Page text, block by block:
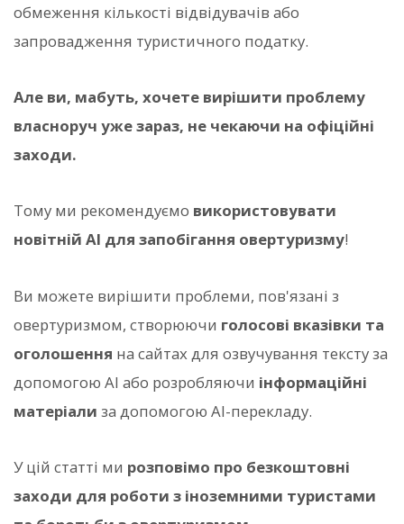
обмеження кількості відвідувачів або
запровадження туристичного податку.
Але ви, мабуть, хочете вирішити проблему
власноруч уже зараз, не чекаючи на офіційні
заходи.
Тому ми рекомендуємо використовувати
новітній AI для запобігання овертуризму!
Ви можете вирішити проблеми, пов'язані з
овертуризмом, створюючи голосові вказівки та
оголошення на сайтах для озвучування тексту за
допомогою AI або розробляючи інформаційні
матеріали за допомогою AI-перекладу.
У цій статті ми розповімо про безкоштовні
заходи для роботи з іноземними туристами